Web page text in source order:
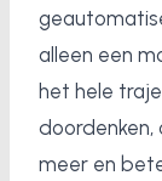
alleen een
het hele
doordenken,
meer en